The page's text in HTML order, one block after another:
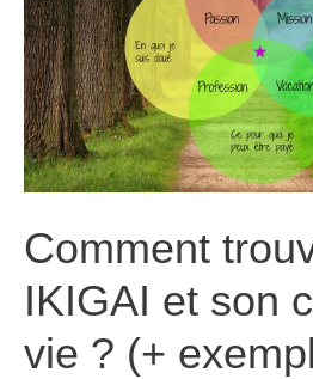
Comment
IKIGAI et son
vie ? (+